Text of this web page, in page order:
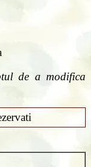
de a modifica